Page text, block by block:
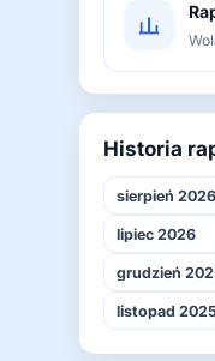
Historia
sierpień 2026
lipiec 2026
grudzień
listopad